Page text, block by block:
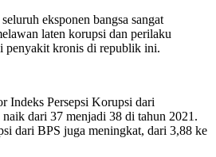
eksponen bangsa sangat
laten korupsi dan perilaku
penyakit kronis di republik ini.
Indeks Persepsi Korupsi dari
dari 37 menjadi 38 di tahun 2021.
dari BPS juga meningkat, dari 3,88 ke